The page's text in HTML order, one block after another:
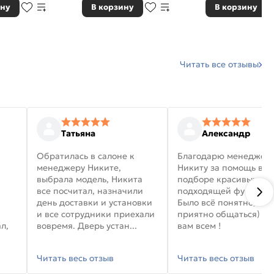
В корзину В корзину
Читать все отзывы
Татьяна
Обратилась в салоне к
менеджеру Никите,
выбрала модель, Никита
все посчитал, назначили
день доставки и установки
и все сотрудники приехали
вовремя. Дверь устан...
Читать весь отзыв
Александр
Благодарю
Никиту за помощь в
подборе красивых
подходящей
Было всё понятно, и
приятно общаться)
вам всем !
Читать весь отзыв